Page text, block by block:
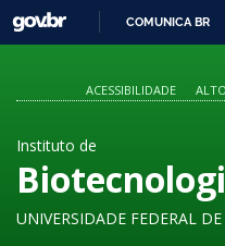
GOVBR
COMUNICA BR
ACESSIBILIDADE
Instituto de
UNIVERSIDADE FEDERAL